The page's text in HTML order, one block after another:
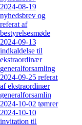
2024-08-19
nyhedsbrev og
referat af
bestyrelsesmøde
2024-09-13
indkaldelse til
ekstraordinær
generalforsamling
2024-09-25 referat
af ekstraordinær
generalforsamlin
2024-10-02 tømrer
2024-10-10
invitation til